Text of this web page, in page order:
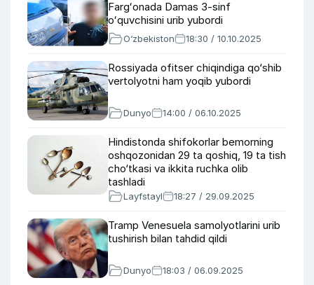
Fargʻonada Damas 3-sinf
oʻquvchisini urib yubordi
O‘zbekiston 18:30 / 10.10.2025
Rossiyada ofitser chiqindiga qo‘shib
vertolyotni ham yoqib yubordi
Dunyo 14:00 / 06.10.2025
Hindistonda shifokorlar bemorning
oshqozonidan 29 ta qoshiq, 19 ta tish
cho‘tkasi va ikkita ruchka olib
tashladi
Layfstayl 18:27 / 29.09.2025
Tramp Venesuela samolyotlarini urib
tushirish bilan tahdid qildi
Dunyo 18:03 / 06.09.2025